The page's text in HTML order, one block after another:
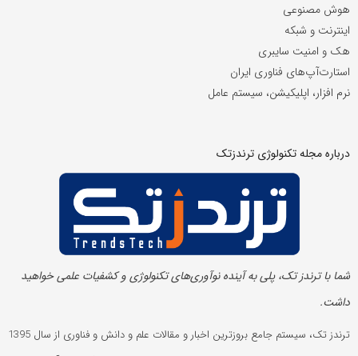
هوش مصنوعی
اینترنت و شبکه
هک و امنیت سایبری
استارت‌آپ‌های فناوری ایران
نرم افزار، اپلیکیشن، سیستم عامل
درباره مجله تکنولوژی ترندزتک
شما با ترندز تک، پلی به آینده‌ نوآوری‌های تکنولوژی و کشفیات علمی خواهید
داشت.
ترندز تک، سیستم جامع بروزترین اخبار و مقالات علم و دانش و فناوری از سال 1395